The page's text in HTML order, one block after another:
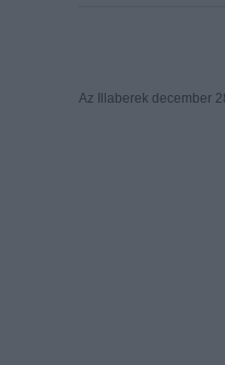
Az Illaberek december